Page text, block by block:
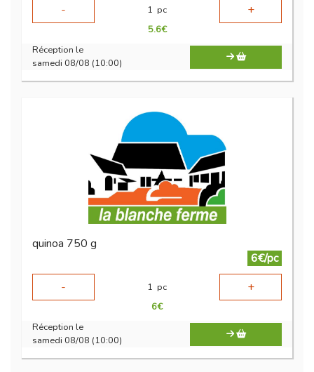
- 1 pc +
5.6€
Réception le
samedi 08/08 (10:00)
quinoa 750 g
6€/pc
-
1 pc +
6€
Réception le
samedi 08/08 (10:00)